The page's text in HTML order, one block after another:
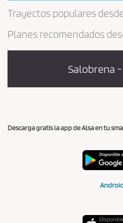
Trayectos populares
Planes recomendados
Salobrena
Descarga gratis la app de Alsa en tu